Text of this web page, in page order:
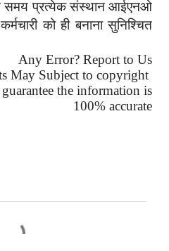
समय प्रत्येक संस्थान आईएनओ
को ही बनाना सुनिश्चित
Any Error? Report to Us
May Subject to copyright
the information is
100% accurate